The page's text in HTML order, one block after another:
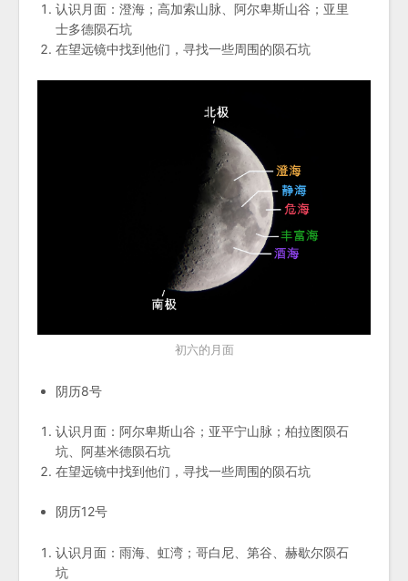
认识月面：澄海；高加索山脉、阿尔卑斯山谷；亚里
士多德陨石坑
在望远镜中找到他们，寻找一些周围的陨石坑
初六的月面
阴历8号
认识月面：阿尔卑斯山谷；亚平宁山脉；柏拉图陨石
坑、阿基米德陨石坑
在望远镜中找到他们，寻找一些周围的陨石坑
阴历12号
认识月面：雨海、虹湾；哥白尼、第谷、赫歇尔陨石
坑